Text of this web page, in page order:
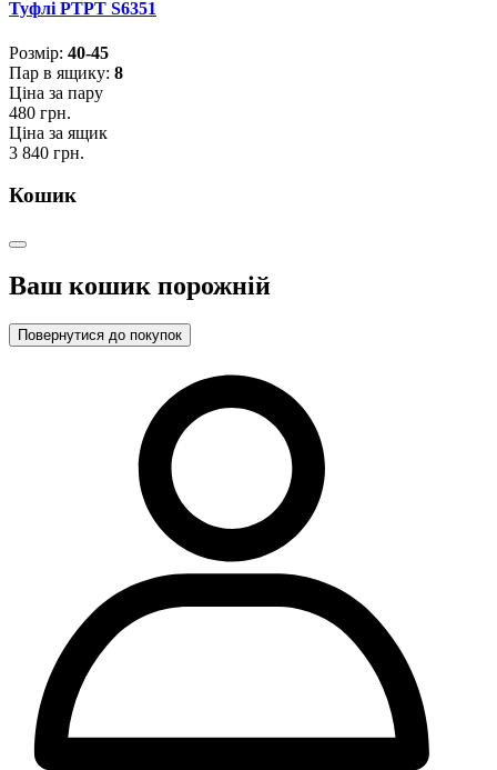
Туфлі PTPT S6351
Розмiр: 40-45
Пар в ящику: 8
Ціна за пару
480 грн.
Ціна за ящик
3 840 грн.
Кошик
Ваш кошик порожній
Повернутися до покупок